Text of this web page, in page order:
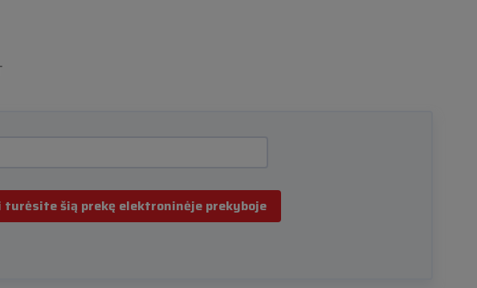
šią prekę elektroninėje prekyboje